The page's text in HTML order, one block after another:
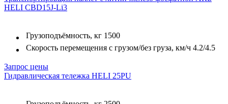
HELI CBD15J-Li3
Грузоподъёмность, кг 1500
Скорость перемещения с грузом/без груза, км/ч 4.2/4.5
Запрос цены
Гидравлическая тележка HELI 25PU